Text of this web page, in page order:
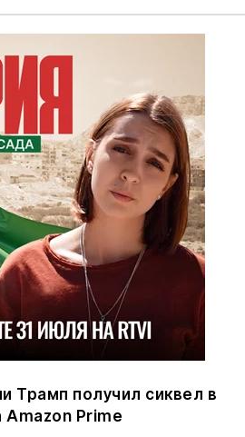
Трамп получил сиквел в
Amazon Prime